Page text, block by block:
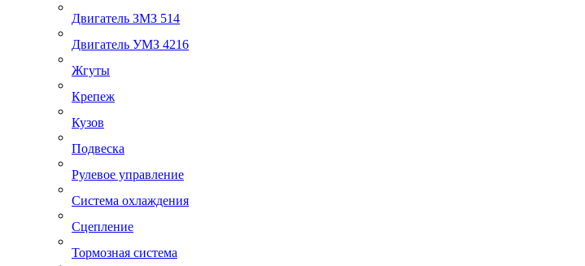
Двигатель ЗМЗ 514
Двигатель УМЗ 4216
Жгуты
Крепеж
Кузов
Подвеска
Рулевое управление
Система охлаждения
Сцепление
Тормозная система